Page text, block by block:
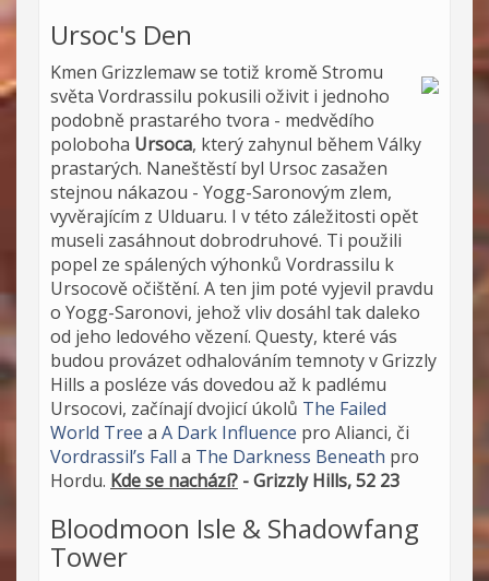
Ursoc's Den
Kmen Grizzlemaw se totiž kromě Stromu
světa Vordrassilu pokusili oživit i jednoho
podobně prastarého tvora - medvědího
poloboha Ursoca, který zahynul během Války
prastarých. Naneštěstí byl Ursoc zasažen
stejnou nákazou - Yogg-Saronovým zlem,
vyvěrajícím z Ulduaru. I v této záležitosti opět
museli zasáhnout dobrodruhové. Ti použili
popel ze spálených výhonků Vordrassilu k
Ursocově očištění. A ten jim poté vyjevil pravdu
o Yogg-Saronovi, jehož vliv dosáhl tak daleko
od jeho ledového vězení. Questy, které vás
budou provázet odhalováním temnoty v Grizzly
Hills a posléze vás dovedou až k padlému
Ursocovi, začínají dvojicí úkolů The Failed
World Tree a A Dark Influence pro Alianci, či
Vordrassil’s Fall a The Darkness Beneath pro
Hordu. Kde se nachází? - Grizzly Hills, 52 23
Bloodmoon Isle & Shadowfang
Tower